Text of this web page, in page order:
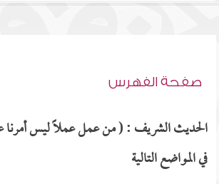
صفحة الفهرس
الحديث الشريف : ( من عمل عملاً ليس أمرنا
في المواضع التالية